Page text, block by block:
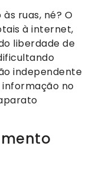
ruas, né? O
à internet,
liberdade de
independente
no